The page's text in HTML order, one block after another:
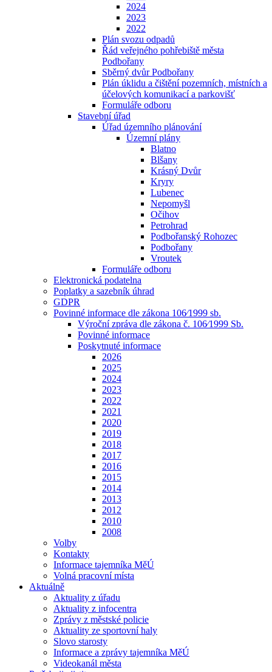
2024
2023
2022
Plán svozu odpadů
Řád veřejného pohřebiště města
Podbořany
Sběrný dvůr Podbořany
Plán úklidu a čištění pozemních, místních a
účelových komunikací a parkovišť
Formuláře odboru
Stavební úřad
Úřad územního plánování
Územní plány
Blatno
Blšany
Krásný Dvůr
Kryry
Lubenec
Nepomyšl
Očihov
Petrohrad
Podbořanský Rohozec
Podbořany
Vroutek
Formuláře odboru
Elektronická podatelna
Poplatky a sazebník úhrad
GDPR
Povinné informace dle zákona 106⁄1999 sb.
Výroční zpráva dle zákona č. 106⁄1999 Sb.
Povinné informace
Poskytnuté informace
2026
2025
2024
2023
2022
2021
2020
2019
2018
2017
2016
2015
2014
2013
2012
2010
2008
Volby
Kontakty
Informace tajemníka MěÚ
Volná pracovní místa
Aktuálně
Aktuality z úřadu
Aktuality z infocentra
Zprávy z městské policie
Aktuality ze sportovní haly
Slovo starosty
Informace a zprávy tajemníka MěÚ
Videokanál města